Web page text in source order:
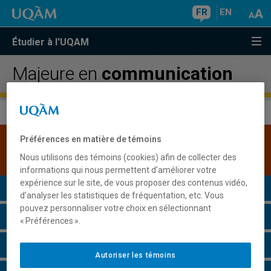
FR EN
Étudier à l'UQAM
Majeure en communication
Une version plus récente de ce programme est
disponible.Cliquez ici pour la consulter.
Présentation du programme
Conditions d'admission
Cours à suivre et horaires
Préférences en matière de témoins
Nous utilisons des témoins (cookies) afin de collecter des
informations qui nous permettent d’améliorer votre
expérience sur le site, de vous proposer des contenus vidéo,
d’analyser les statistiques de fréquentation, etc. Vous
pouvez personnaliser votre choix en sélectionnant
« Préférences ».
Autoriser les témoins